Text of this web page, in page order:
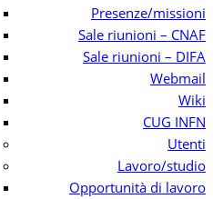
Presenze/missioni
Sale riunioni – CNAF
Sale riunioni – DIFA
Webmail
Wiki
CUG INFN
Utenti
Lavoro/studio
Opportunità di lavoro